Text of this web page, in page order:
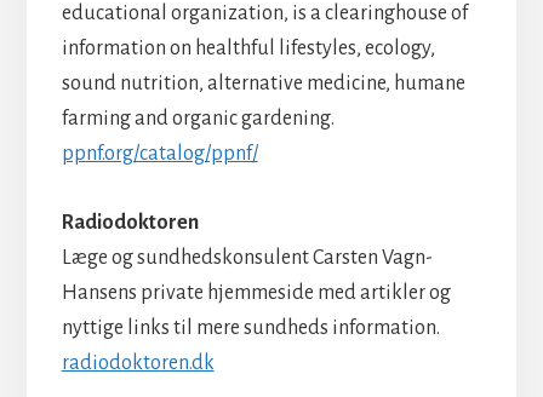
educational organization, is a clearinghouse of
information on healthful lifestyles, ecology,
sound nutrition, alternative medicine, humane
farming and organic gardening.
ppnf.org/catalog/ppnf/
Radiodoktoren
Læge og sundhedskonsulent Carsten Vagn-
Hansens private hjemmeside med artikler og
nyttige links til mere sundheds information.
radiodoktoren.dk